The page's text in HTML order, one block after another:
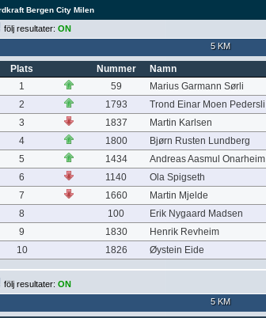
Bergen City Milen
följ resultater: ON
5 KM
Plats Nummer Namn
1
59 Marius Garmann Sørli
2
1793 Trond Einar Moen Pedersli
3
1837 Martin Karlsen
4
1800 Bjørn Rusten Lundberg
5
1434 Andreas Aasmul Onarheim
6
1140 Ola Spigseth
7
1660 Martin Mjelde
8
100 Erik Nygaard Madsen
9
1830 Henrik Revheim
10
1826 Øystein Eide
följ resultater: ON
5 KM